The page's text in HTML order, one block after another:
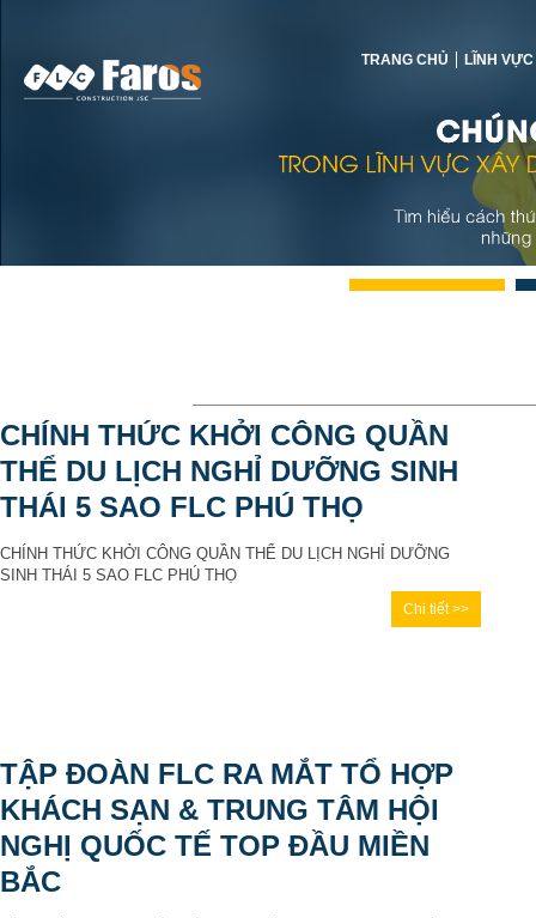
TRANG CHỦ LĨNH
CHÍNH THỨC KHỞI CÔNG QUẦN
THỂ DU LỊCH NGHỈ DƯỠNG SINH
THÁI 5 SAO FLC PHÚ THỌ
CHÍNH THỨC KHỞI CÔNG QUẦN THỂ DU LỊCH NGHỈ DƯỠNG
SINH THÁI 5 SAO FLC PHÚ THỌ
Chi tiết >>
TẬP ĐOÀN FLC RA MẮT TỔ HỢP
KHÁCH SẠN & TRUNG TÂM HỘI
NGHỊ QUỐC TẾ TOP ĐẦU MIỀN
BẮC